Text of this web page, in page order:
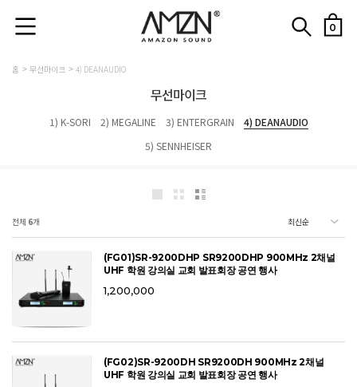
0
홈 무선마이크 4) DEANAUDIO
무선마이크
1) K-SORI 2) MEGALINE 3) ENTERGRAIN
4) DEANAUDIO
5) SENNHEISER
전체 6개
(FG01)SR-9200DHP SR9200DHP 900MHz 2채널
UHF 학원 강의실 교회 발표회장 공연 행사
1,200,000
(FG02)SR-9200DH SR9200DH 900MHz 2채널
UHF 학원 강의실 교회 발표회장 공연 행사